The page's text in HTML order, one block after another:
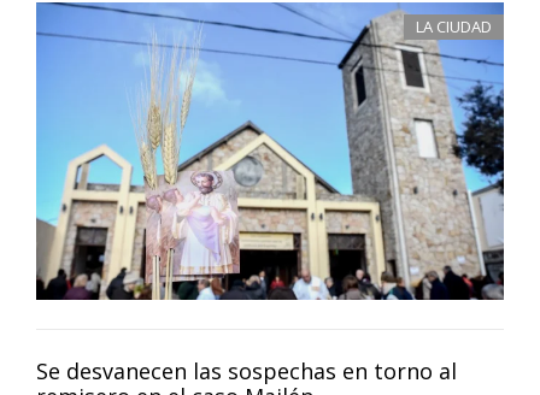
LA CIUDAD
Se desvanecen las sospechas en torno al